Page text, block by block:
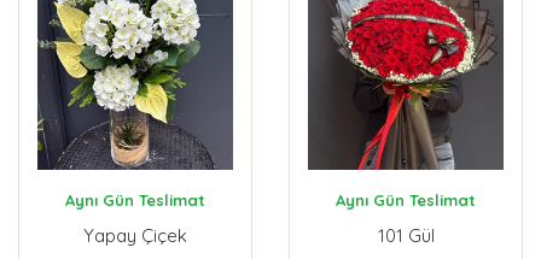
Aynı Gün Teslimat
Yapay Çiçek
Aynı Gün Teslimat
101 Gül